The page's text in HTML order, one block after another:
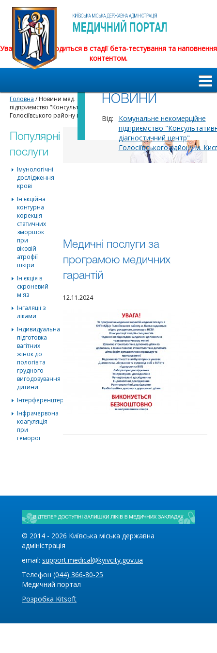
Увага! Сайт знаходиться в стадії бета-тестування та наповнення
контентом.
Головна / Новини мед. закладів / Комунальне некомерційне
підприємство "Консультативно-діагностичний центр"
Голосіївського району м. Києва
Популярні
послуги
Імунологічні
дослідження
крові
Ін'єкційна
контурна
корекція
статичних
зморшок
при
віковій
атрофії
шкіри
Ін'єкція в
скроневий
м'яз
Інгаляції з
ліками
Індивидуальна
підготовка
вагітних
жінок до
пологів та
грудного
вигодовування
дитини
Інтерференцтерапія
Інфрачервона
коагуляція
при
геморої
НОВИНИ
Від:
Комунальне некомерційне
підприємство
діагностичний центр"
Голосіївського району м.
Медичні послуги за
програмою медичних
гарантій
12.11.2024
© 2014 - 2026 Київська міська державна
адміністрація
email: support.medical@kyivcity.gov.ua
Телефон (044) 366-80-25
Медичний портал
Розробка Kitsoft